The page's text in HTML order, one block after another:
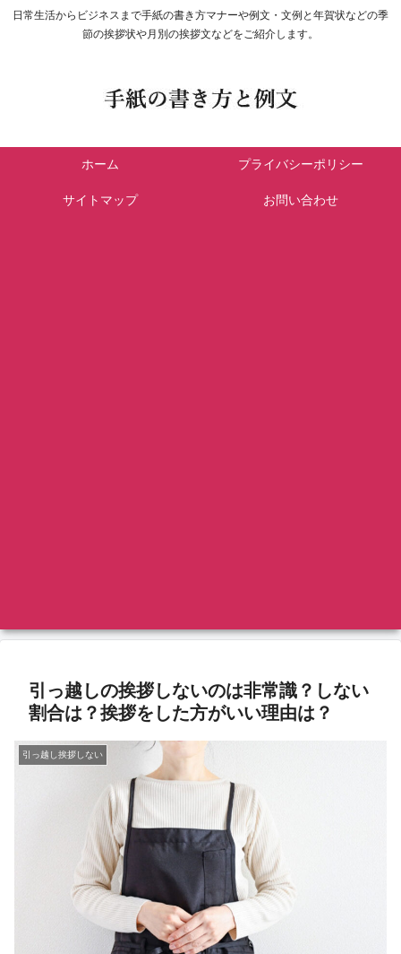
日常生活からビジネスまで手紙の書き方マナーや例文・文例と年賀状などの季
節の挨拶状や月別の挨拶文などをご紹介します。
ホーム プライバシーポリシー
サイトマップ お問い合わせ
引っ越しの挨拶しないのは非常識？しない
割合は？挨拶をした方がいい理由は？
引っ越し挨拶しない